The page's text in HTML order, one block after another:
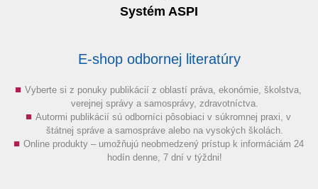
Systém ASPI
E-shop odbornej literatúry
Vyberte si z ponuky publikácií z oblastí práva, ekonómie, školstva,
verejnej správy a samosprávy, zdravotníctva.
Autormi publikácií sú odborníci pôsobiaci v súkromnej praxi, v
štátnej správe a samospráve alebo na vysokých školách.
Online produkty – umožňujú neobmedzený prístup k informáciám 24
hodín denne, 7 dní v týždni!